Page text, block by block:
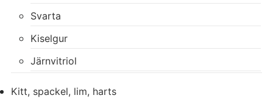
Svarta
Kiselgur
Järnvitriol
Kitt, spackel, lim, harts